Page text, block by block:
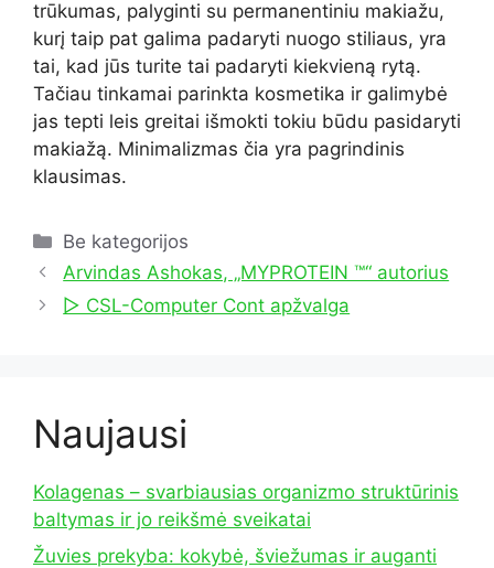
trūkumas, palyginti su permanentiniu makiažu,
kurį taip pat galima padaryti nuogo stiliaus, yra
tai, kad jūs turite tai padaryti kiekvieną rytą.
Tačiau tinkamai parinkta kosmetika ir galimybė
jas tepti leis greitai išmokti tokiu būdu pasidaryti
makiažą. Minimalizmas čia yra pagrindinis
klausimas.
Kategorijos
Be kategorijos
Arvindas Ashokas, „MYPROTEIN ™“ autorius
▷ CSL-Computer Cont apžvalga
Naujausi
Kolagenas – svarbiausias organizmo struktūrinis
baltymas ir jo reikšmė sveikatai
Žuvies prekyba: kokybė, šviežumas ir auganti